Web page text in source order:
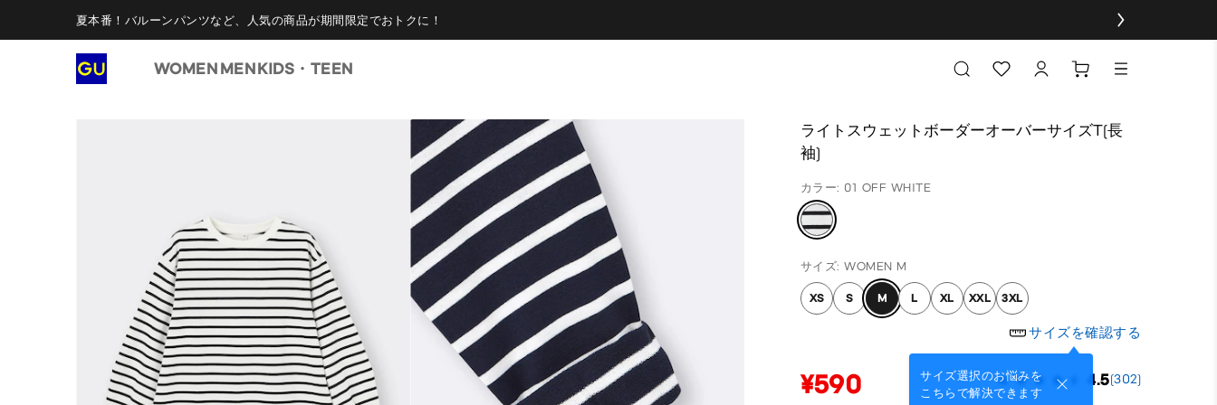
夏本番！バルーンパンツなど、人気の商品が期間限定でおトクに！
WOMEN MENKIDS・TEEN
ライトスウェットボーダーオーバーサイズT(長
袖)
カラー: 01 OFF WHITE
サイズ: WOMEN M
XS S M L XL XXL 3XL
サイズを確認する
サイズ選択のお悩みを
こちらで解決できます
¥590 4.5(302)